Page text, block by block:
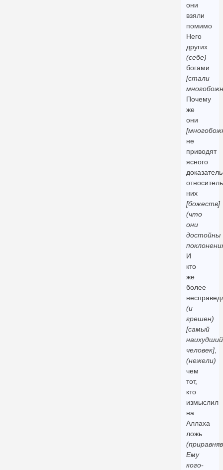
они
взяли
помимо
Него
других
(себе)
богами
[стали
Почему
же
они
не
приводят
ясного
них
[божеств]
(что
они
достойны
И
кто
же
более
(и
грешен)
[самый
наихудший
человек],
(нежели)
чем
тот,
кто
измыслил
на
Аллаха
ложь
(приравняв
Ему
кого-